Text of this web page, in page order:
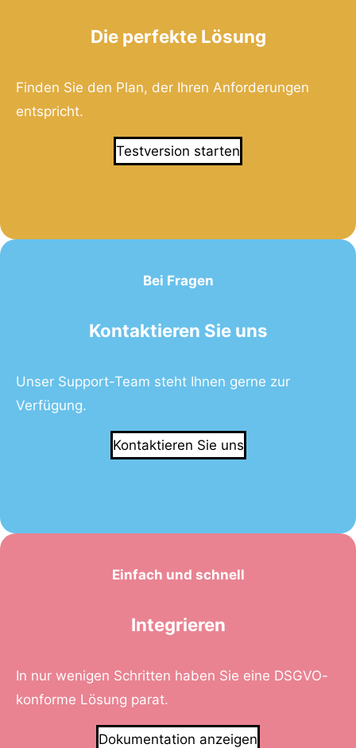
Die perfekte Lösung
Finden Sie den Plan, der Ihren Anforderungen
entspricht.
Testversion starten
Bei Fragen
Kontaktieren Sie uns
Unser Support-Team steht Ihnen gerne zur
Verfügung.
Kontaktieren Sie uns
Einfach und schnell
Integrieren
In nur wenigen Schritten haben Sie eine DSGVO-
konforme Lösung parat.
Dokumentation anzeigen